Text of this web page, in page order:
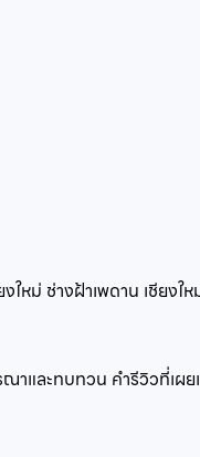
ใหม่ ช่างฝ้าเพดาน เชี
รณาและทบทวน คำรีวิ